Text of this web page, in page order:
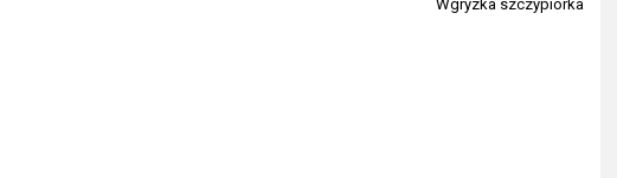
Wgryzka szczypiorka